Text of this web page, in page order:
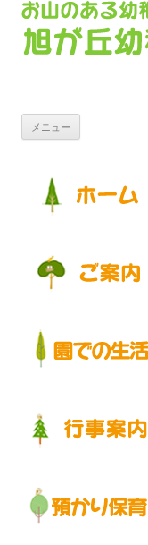
メニュー